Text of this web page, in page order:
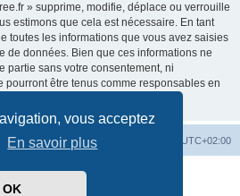
vous acceptez
En savoir plus
OK
» supprime, modifie, déplace ou verrouille
estimons que cela est nécessaire. En tant
toutes les informations que vous avez saisies
de données. Bien que ces informations ne
partie sans votre consentement, ni
pourront être tenus comme responsables en
UTC+02:00
® Forum Software © phpBB Limited
par